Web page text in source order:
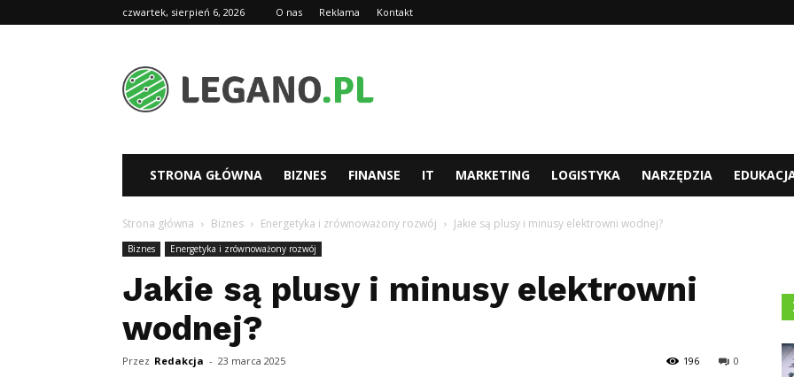
czwartek, sierpień 6, 2026 O nas Reklama Kontakt
STRONA GŁÓWNA BIZNES FINANSE IT MARKETING LOGISTYKA NARZĘDZIA
Strona główna Biznes Energetyka i zrównoważony rozwój Jakie są plusy i minusy elektrowni wodnej?
Biznes Energetyka i zrównoważony rozwój
Jakie są plusy i minusy elektrowni
wodnej?
Przez Redakcja - 23 marca 2025 0
196